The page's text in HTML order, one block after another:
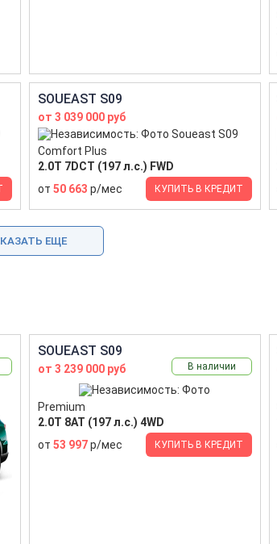
SOUEAST S09
от 3 039 000 руб
Comfort Plus
2.0T 7DCT (197 л.с.) FWD
от 50 663 р/мес КУПИТЬ В КРЕДИТ
ЕЩЕ
SOUEAST S09
от 3 239 000 руб В наличии
Premium
2.0T 8AT (197 л.с.) 4WD
от 53 997р/мес КУПИТЬ В КРЕДИТ